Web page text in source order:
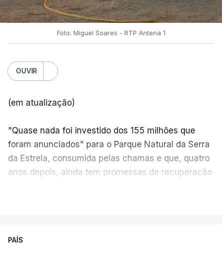
Foto: Miguel Soares - RTP Antena 1
OUVIR
(em atualização)
"Quase nada foi investido dos 155 milhões que
foram anunciados" para o Parque Natural da Serra
da Estrela, consumida pelas chamas e que, quatro
anos depois, ainda tem promessas de recuperação
PAÍS